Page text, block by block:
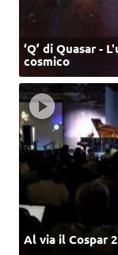
‘Q’ di Quasar -
cosmico
Al via il Cospar